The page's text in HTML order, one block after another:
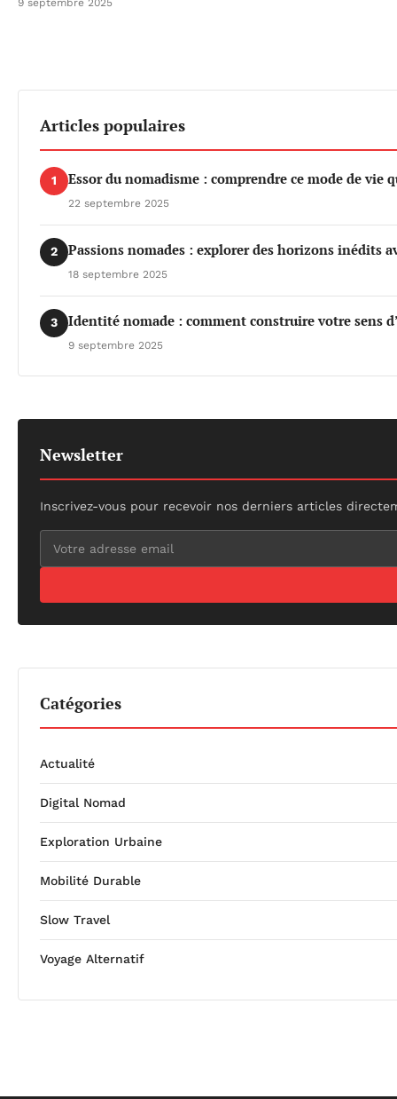
9 septembre 2025
Articles populaires
1 Essor du nomadisme : comprendre ce mode de vie
22 septembre 2025
2 Passions nomades : explorer des horizons inédits
18 septembre 2025
3 Identité nomade : comment construire votre sens
9 septembre 2025
Newsletter
Inscrivez-vous pour recevoir nos derniers articles
Catégories
Actualité
Digital Nomad
Exploration Urbaine
Mobilité Durable
Slow Travel
Voyage Alternatif